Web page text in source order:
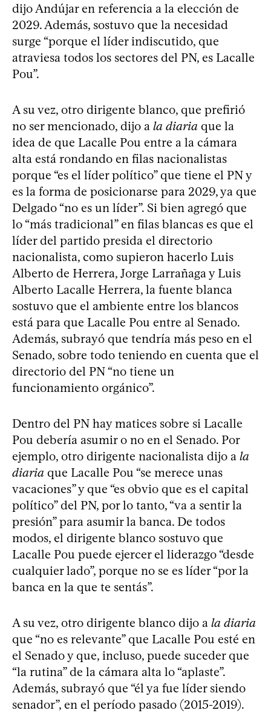
dijo Andújar en referencia a la elección de
2029. Además, sostuvo que la necesidad
surge “porque el líder indiscutido, que
atraviesa todos los sectores del PN, es Lacalle
Pou”.
A su vez, otro dirigente blanco, que prefirió
no ser mencionado, dijo a la diaria que la
idea de que Lacalle Pou entre a la cámara
alta está rondando en filas nacionalistas
porque “es el líder político” que tiene el PN y
es la forma de posicionarse para 2029, ya que
Delgado “no es un líder”. Si bien agregó que
lo “más tradicional” en filas blancas es que el
líder del partido presida el directorio
nacionalista, como supieron hacerlo Luis
Alberto de Herrera, Jorge Larrañaga y Luis
Alberto Lacalle Herrera, la fuente blanca
sostuvo que el ambiente entre los blancos
está para que Lacalle Pou entre al Senado.
Además, subrayó que tendría más peso en el
Senado, sobre todo teniendo en cuenta que el
directorio del PN “no tiene un
funcionamiento orgánico”.
Dentro del PN hay matices sobre si Lacalle
Pou debería asumir o no en el Senado. Por
ejemplo, otro dirigente nacionalista dijo a la
diaria que Lacalle Pou “se merece unas
vacaciones” y que “es obvio que es el capital
político” del PN, por lo tanto, “va a sentir la
presión” para asumir la banca. De todos
modos, el dirigente blanco sostuvo que
Lacalle Pou puede ejercer el liderazgo “desde
cualquier lado”, porque no se es líder “por la
banca en la que te sentás”.
A su vez, otro dirigente blanco dijo a la diaria
que “no es relevante” que Lacalle Pou esté en
el Senado y que, incluso, puede suceder que
“la rutina” de la cámara alta lo “aplaste”.
Además, subrayó que “él ya fue líder siendo
senador”, en el período pasado (2015-2019).